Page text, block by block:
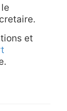
et